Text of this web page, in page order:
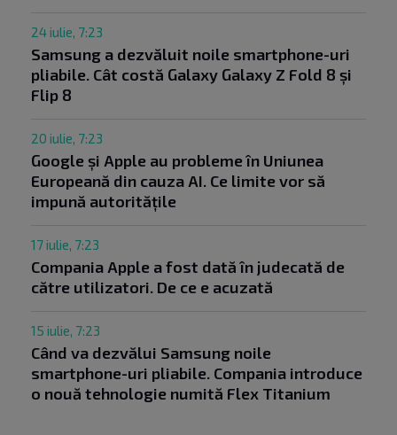
24 iulie, 7:23
Samsung a dezvăluit noile smartphone-uri
pliabile. Cât costă Galaxy Galaxy Z Fold 8 și
Flip 8
20 iulie, 7:23
Google și Apple au probleme în Uniunea
Europeană din cauza AI. Ce limite vor să
impună autoritățile
17 iulie, 7:23
Compania Apple a fost dată în judecată de
către utilizatori. De ce e acuzată
15 iulie, 7:23
Când va dezvălui Samsung noile
smartphone-uri pliabile. Compania introduce
o nouă tehnologie numită Flex Titanium